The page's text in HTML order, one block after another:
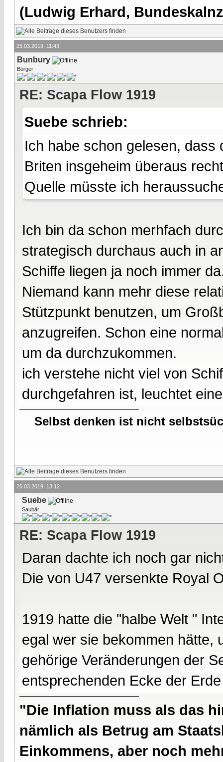
(Ludwig Erhard,
25.03.2019, 11:43
Bunbury
Bürger
RE: Scapa Flow 1919
Suebe schrieb:
Ich habe schon gelesen,
Briten insgeheim überaus
Quelle müsste ich
Ich bin da schon merhfach
strategisch durchaus auch in
Schiffe liegen ja noch immer
Niemand kann mehr diese
Stützpunkt benutzen, um
anzugreifen. Schon eine
um da durchzukommen.
ich verstehe nicht viel von
durchgefahren ist, leuchtet
Selbst denken ist nicht
25.03.2019, 13:12
Suebe
Saubär
RE: Scapa Flow 1919
Daran dachte ich noch gar
Die von U47 versenkte Royal
1919 hatte die "halbe Welt "
egal wer sie bekommen hätte,
gehörige Veränderungen der
entsprechenden Ecke der
"Die Inflation muss als das
nämlich als Betrug am
Einkommens, aber noch